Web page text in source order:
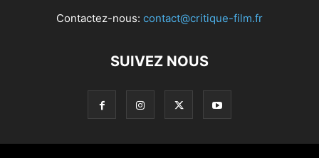
Contactez-nous: contact@critique-film.fr
SUIVEZ NOUS